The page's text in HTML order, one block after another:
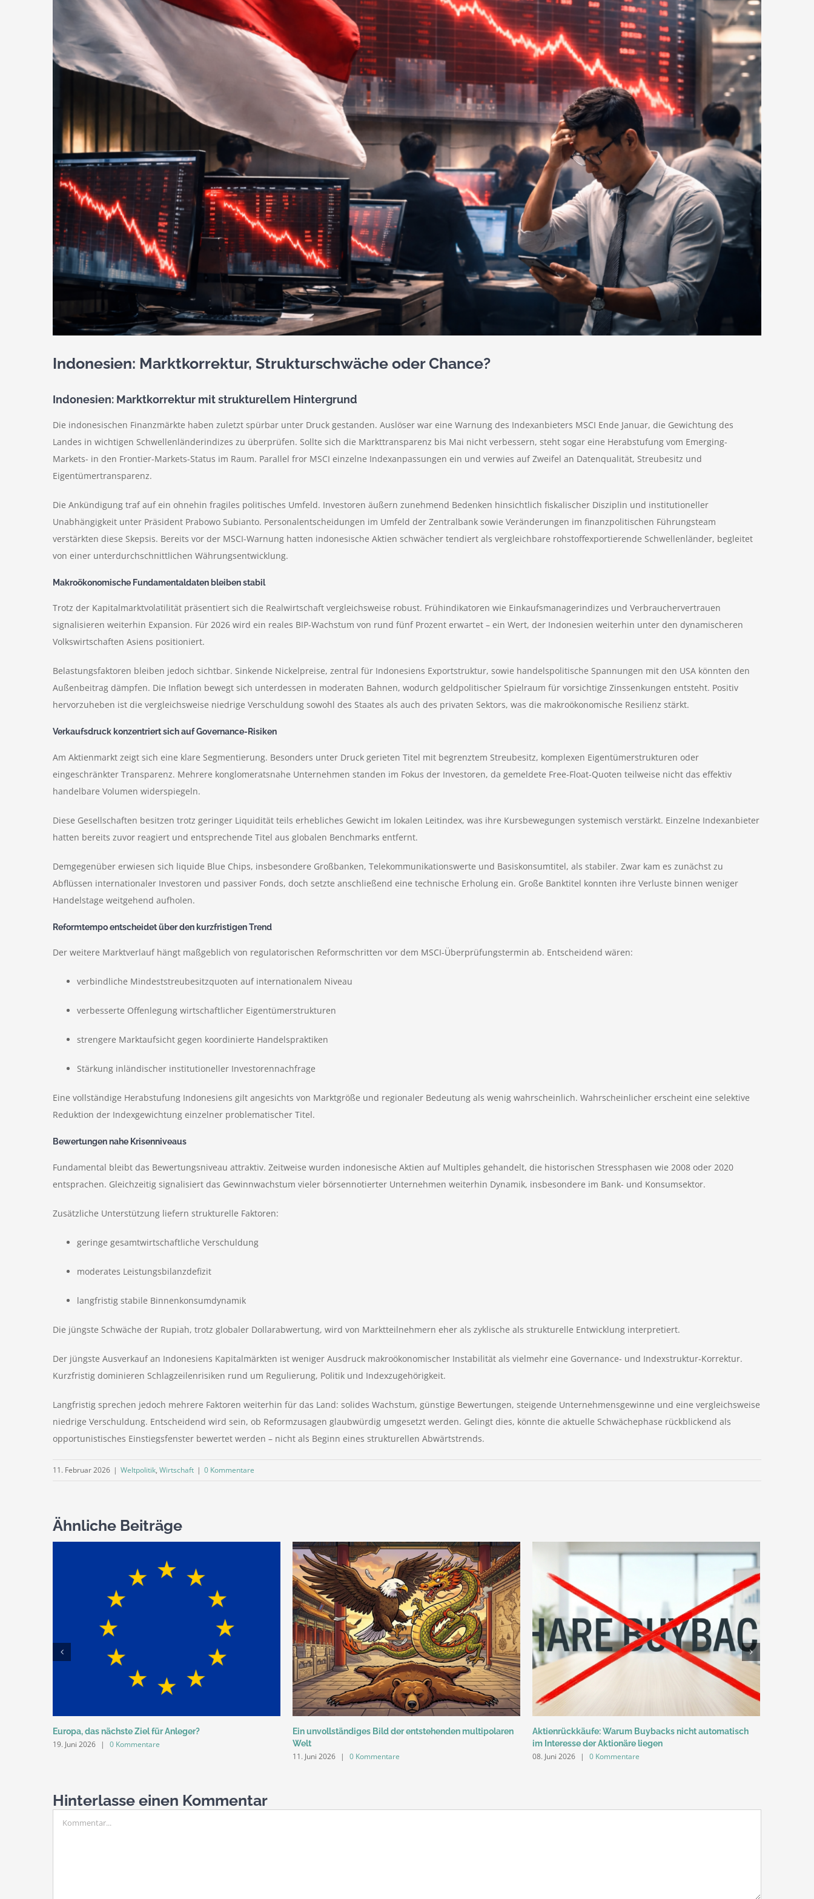
Indonesien: Marktkorrektur, Strukturschwäche oder Chance?
Indonesien: Marktkorrektur mit strukturellem Hintergrund
Die indonesischen Finanzmärkte haben zuletzt spürbar unter Druck gestanden. Auslöser war eine Warnung des Indexanbieters MSCI Ende Januar, die Gewichtung des
Landes in wichtigen Schwellenländerindizes zu überprüfen. Sollte sich die Markttransparenz bis Mai nicht verbessern, steht sogar eine Herabstufung vom Emerging-
Markets- in den Frontier-Markets-Status im Raum. Parallel fror MSCI einzelne Indexanpassungen ein und verwies auf Zweifel an Datenqualität, Streubesitz und
Eigentümertransparenz.
Die Ankündigung traf auf ein ohnehin fragiles politisches Umfeld. Investoren äußern zunehmend Bedenken hinsichtlich fiskalischer Disziplin und institutioneller
Unabhängigkeit unter Präsident Prabowo Subianto. Personalentscheidungen im Umfeld der Zentralbank sowie Veränderungen im finanzpolitischen Führungsteam
verstärkten diese Skepsis. Bereits vor der MSCI-Warnung hatten indonesische Aktien schwächer tendiert als vergleichbare rohstoffexportierende Schwellenländer, begleitet
von einer unterdurchschnittlichen Währungsentwicklung.
Makroökonomische Fundamentaldaten bleiben stabil
Trotz der Kapitalmarktvolatilität präsentiert sich die Realwirtschaft vergleichsweise robust. Frühindikatoren wie Einkaufsmanagerindizes und Verbrauchervertrauen
signalisieren weiterhin Expansion. Für 2026 wird ein reales BIP-Wachstum von rund fünf Prozent erwartet – ein Wert, der Indonesien weiterhin unter den dynamischeren
Volkswirtschaften Asiens positioniert.
Belastungsfaktoren bleiben jedoch sichtbar. Sinkende Nickelpreise, zentral für Indonesiens Exportstruktur, sowie handelspolitische Spannungen mit den USA könnten den
Außenbeitrag dämpfen. Die Inflation bewegt sich unterdessen in moderaten Bahnen, wodurch geldpolitischer Spielraum für vorsichtige Zinssenkungen entsteht. Positiv
hervorzuheben ist die vergleichsweise niedrige Verschuldung sowohl des Staates als auch des privaten Sektors, was die makroökonomische Resilienz stärkt.
Verkaufsdruck konzentriert sich auf Governance-Risiken
Am Aktienmarkt zeigt sich eine klare Segmentierung. Besonders unter Druck gerieten Titel mit begrenztem Streubesitz, komplexen Eigentümerstrukturen oder
eingeschränkter Transparenz. Mehrere konglomeratsnahe Unternehmen standen im Fokus der Investoren, da gemeldete Free-Float-Quoten teilweise nicht das effektiv
handelbare Volumen widerspiegeln.
Diese Gesellschaften besitzen trotz geringer Liquidität teils erhebliches Gewicht im lokalen Leitindex, was ihre Kursbewegungen systemisch verstärkt. Einzelne Indexanbieter
hatten bereits zuvor reagiert und entsprechende Titel aus globalen Benchmarks entfernt.
Demgegenüber erwiesen sich liquide Blue Chips, insbesondere Großbanken, Telekommunikationswerte und Basiskonsumtitel, als stabiler. Zwar kam es zunächst zu
Abflüssen internationaler Investoren und passiver Fonds, doch setzte anschließend eine technische Erholung ein. Große Banktitel konnten ihre Verluste binnen weniger
Handelstage weitgehend aufholen.
Reformtempo entscheidet über den kurzfristigen Trend
Der weitere Marktverlauf hängt maßgeblich von regulatorischen Reformschritten vor dem MSCI-Überprüfungstermin ab. Entscheidend wären:
verbindliche Mindeststreubesitzquoten auf internationalem Niveau
verbesserte Offenlegung wirtschaftlicher Eigentümerstrukturen
strengere Marktaufsicht gegen koordinierte Handelspraktiken
Stärkung inländischer institutioneller Investorennachfrage
Eine vollständige Herabstufung Indonesiens gilt angesichts von Marktgröße und regionaler Bedeutung als wenig wahrscheinlich. Wahrscheinlicher erscheint eine selektive
Reduktion der Indexgewichtung einzelner problematischer Titel.
Bewertungen nahe Krisenniveaus
Fundamental bleibt das Bewertungsniveau attraktiv. Zeitweise wurden indonesische Aktien auf Multiples gehandelt, die historischen Stressphasen wie 2008 oder 2020
entsprachen. Gleichzeitig signalisiert das Gewinnwachstum vieler börsennotierter Unternehmen weiterhin Dynamik, insbesondere im Bank- und Konsumsektor.
Zusätzliche Unterstützung liefern strukturelle Faktoren:
geringe gesamtwirtschaftliche Verschuldung
moderates Leistungsbilanzdefizit
langfristig stabile Binnenkonsumdynamik
Die jüngste Schwäche der Rupiah, trotz globaler Dollarabwertung, wird von Marktteilnehmern eher als zyklische als strukturelle Entwicklung interpretiert.
Der jüngste Ausverkauf an Indonesiens Kapitalmärkten ist weniger Ausdruck makroökonomischer Instabilität als vielmehr eine Governance- und Indexstruktur-Korrektur.
Kurzfristig dominieren Schlagzeilenrisiken rund um Regulierung, Politik und Indexzugehörigkeit.
Langfristig sprechen jedoch mehrere Faktoren weiterhin für das Land: solides Wachstum, günstige Bewertungen, steigende Unternehmensgewinne und eine vergleichsweise
niedrige Verschuldung. Entscheidend wird sein, ob Reformzusagen glaubwürdig umgesetzt werden. Gelingt dies, könnte die aktuelle Schwächephase rückblickend als
opportunistisches Einstiegsfenster bewertet werden – nicht als Beginn eines strukturellen Abwärtstrends.
11. Februar 2026 | Weltpolitik, Wirtschaft | 0 Kommentare
Ähnliche Beiträge
Europa, das nächste Ziel für Anleger?
19. Juni 2026 | 0 Kommentare
Ein unvollständiges Bild der entstehenden multipolaren
Welt
11. Juni 2026 | 0 Kommentare
Aktienrückkäufe: Warum Buybacks nicht automatisch
im Interesse der Aktionäre liegen
08. Juni 2026 | 0 Kommentare
Hinterlasse einen Kommentar